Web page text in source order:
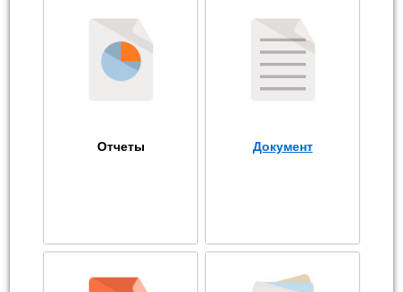
Отчеты Документ